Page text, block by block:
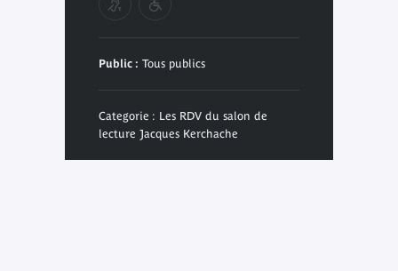
Public : Tous publics
Categorie : Les RDV du salon de
lecture Jacques Kerchache